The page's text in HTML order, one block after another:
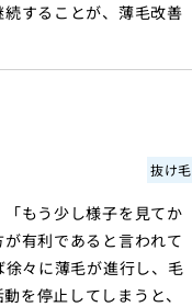
することが、薄毛改善
抜け毛
もう少し様子を見てか
有利であると言われて
々に薄毛が進行し、毛
を停止してしまうと、